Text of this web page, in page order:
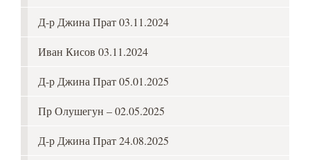
Д-р Джина Прат 03.11.2024
Иван Кисов 03.11.2024
Д-р Джина Прат 05.01.2025
Пр Олушегун – 02.05.2025
Д-р Джина Прат 24.08.2025